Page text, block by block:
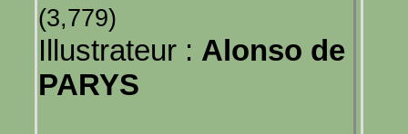
(3,779)
Illustrateur : Alonso de
PARYS